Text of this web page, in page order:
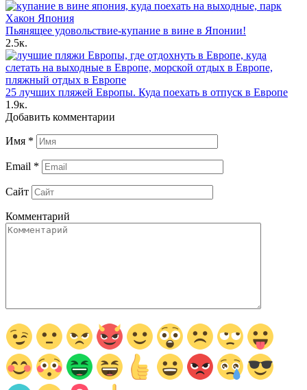
Пьянящее удовольствие-купание в вине в Японии!
2.5к.
25 лучших пляжей Европы. Куда поехать в отпуск в Европе
1.9к.
Добавить комментарии
Имя *
Email *
Сайт
Комментарий